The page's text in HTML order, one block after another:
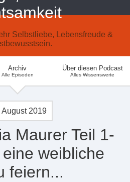
Selbstliebe, Lebensfreude &
Archiv
Alle Episoden
Über diesen Podcast
Alles Wissenswerte
August 2019
Maurer Teil 1-
weibliche
feiern...